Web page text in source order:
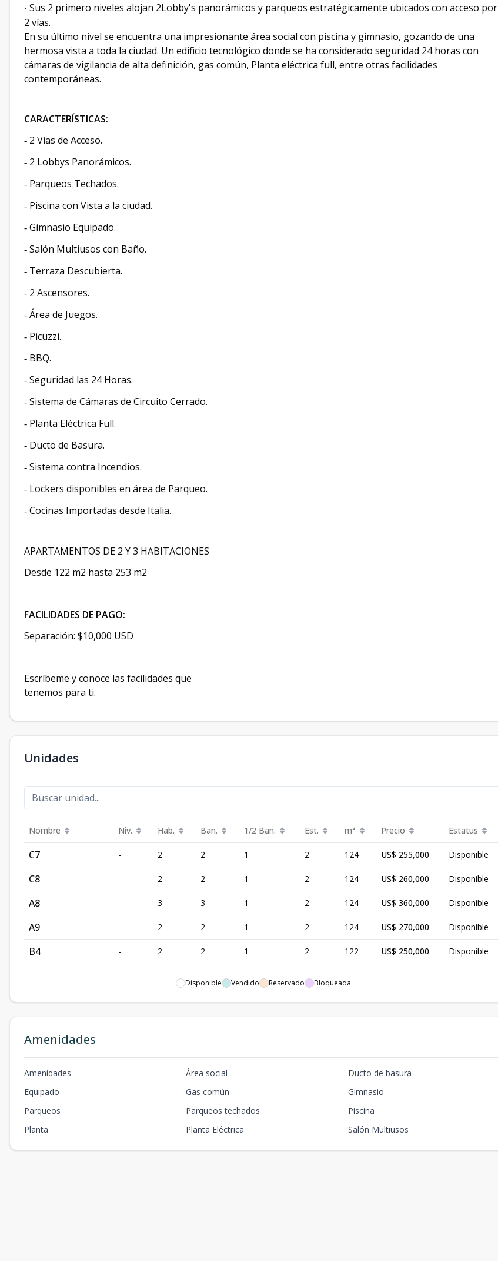
· Sus 2 primero niveles alojan 2Lobby's panorámicos y parqueos estratégicamente ubicados con acceso por
2 vías.
En su último nivel se encuentra una impresionante área social con piscina y gimnasio, gozando de una
hermosa vista a toda la ciudad. Un edificio tecnológico donde se ha considerado seguridad 24 horas con
cámaras de vigilancia de alta definición, gas común, Planta eléctrica full, entre otras facilidades
contemporáneas.
CARACTERÍSTICAS:
- 2 Vías de Acceso.
- 2 Lobbys Panorámicos.
- Parqueos Techados.
- Piscina con Vista a la ciudad.
- Gimnasio Equipado.
- Salón Multiusos con Baño.
- Terraza Descubierta.
- 2 Ascensores.
- Área de Juegos.
- Picuzzi.
- BBQ.
- Seguridad las 24 Horas.
- Sistema de Cámaras de Circuito Cerrado.
- Planta Eléctrica Full.
- Ducto de Basura.
- Sistema contra Incendios.
- Lockers disponibles en área de Parqueo.
- Cocinas Importadas desde Italia.
APARTAMENTOS DE 2 Y 3 HABITACIONES
Desde 122 m2 hasta 253 m2
FACILIDADES DE PAGO:
Separación: $10,000 USD
Escríbeme y conoce las facilidades que
tenemos para ti.
Unidades
Nombre Niv. Hab. Ban. 1/2 Ban. Est. m² Precio Estatus
C7 - 2 2 1 2 124 US$ 255,000 Disponible
C8 - 2 2 1 2 124 US$ 260,000 Disponible
A8 - 3 3 1 2 124 US$ 360,000 Disponible
A9 - 2 2 1 2 124 US$ 270,000 Disponible
B4 - 2 2 1 2 122 US$ 250,000 Disponible
Disponible Vendido Reservado Bloqueada
Amenidades
Amenidades Área social
Ducto de basura
Equipado
Gas común
Gimnasio
Parqueos
Parqueos techados
Piscina
Planta
Planta Eléctrica Salón Multiusos